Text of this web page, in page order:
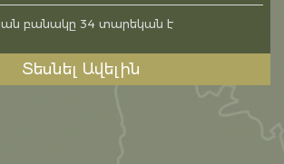
բանակը 34 տարեկան է
Տեսնել Ավելին